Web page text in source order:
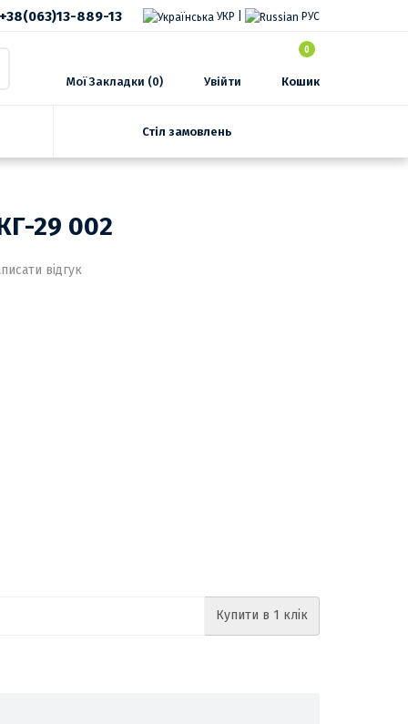
+38(063)13-889-13 УКР РУС
Мої Закладки (0) Увійти
0
Кошик
Стіл замовлень
29 002
відгук
Купити в 1 клік